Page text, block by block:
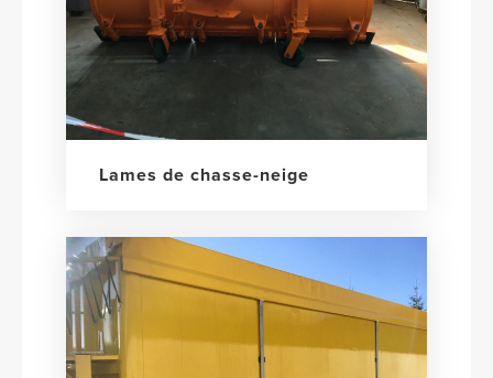
Lames de chasse-neige